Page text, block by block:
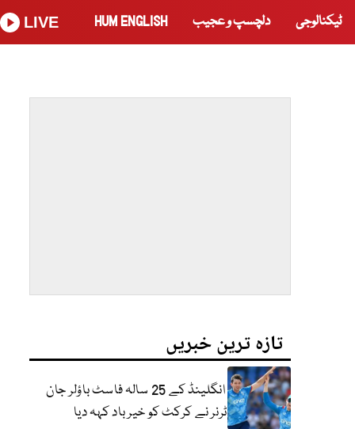
ٹیکنالوجی دلچسپ و عجیب HUM ENGLISH
LIVE
تازہ ترین خبریں
انگلینڈ کے 25 سالہ فاسٹ باؤلر جان
ٹرنر نے کرکٹ کو خیر باد کہہ دیا